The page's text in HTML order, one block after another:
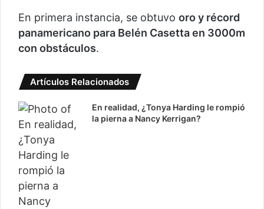
En primera instancia, se obtuvo oro y récord
panamericano para Belén Casetta en 3000m
con obstáculos.
Artículos Relacionados
En realidad, ¿Tonya Harding le rompió
la pierna a Nancy Kerrigan?